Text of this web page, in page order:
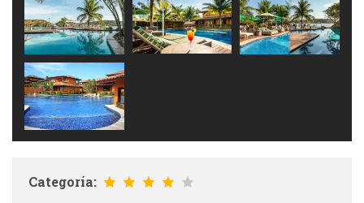
Categoría: